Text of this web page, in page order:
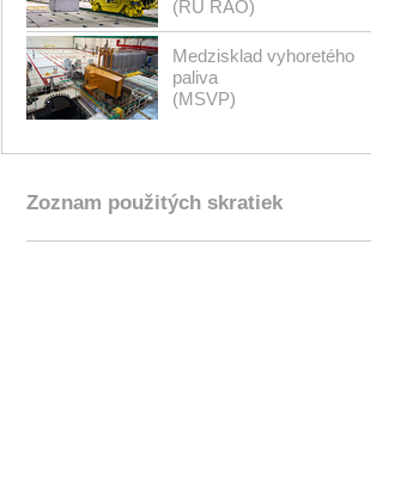
(RÚ RAO)
Medzisklad vyhoretého
paliva
(MSVP)
Zoznam použitých skratiek